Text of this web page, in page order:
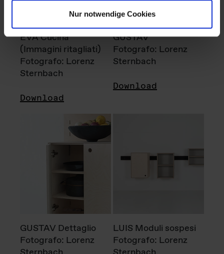
Nur notwendige Cookies
EVA Cucina
(Immagini ritagliati)
Fotografo: Lorenz
Sternbach
Download
GUSTAV
Fotografo: Lorenz
Sternbach
Download
GUSTAV Dettaglio
Fotografo: Lorenz
LUIS Moduli sospesi
Fotografo: Lorenz